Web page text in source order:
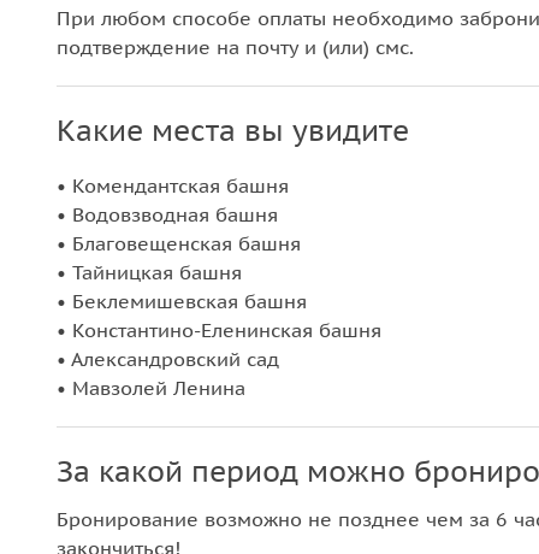
При любом способе оплаты необходимо
подтверждение на почту и (или) смс.
Какие места вы увидите
• Комендантская башня
• Водовзводная башня
• Благовещенская башня
• Тайницкая башня
• Беклемишевская башня
• Константино-Еленинская башня
• Александровский сад
• Мавзолей Ленина
За какой период можно
Бронирование возможно не позднее чем за 6
закончиться!